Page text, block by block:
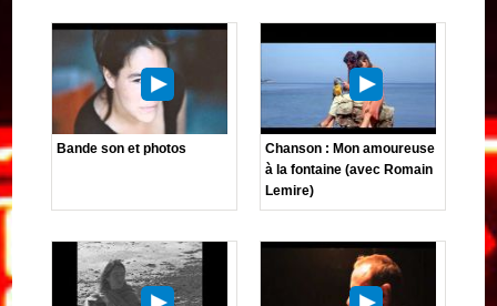
Bande son et photos
Chanson : Mon amoureuse
à la fontaine (avec Romain
Lemire)